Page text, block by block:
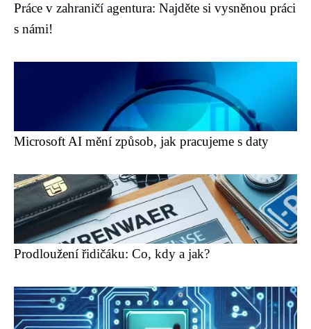
Práce v zahraničí agentura: Najděte si vysněnou práci
s námi!
Microsoft AI mění způsob, jak pracujeme s daty
Prodloužení řidičáku: Co, kdy a jak?